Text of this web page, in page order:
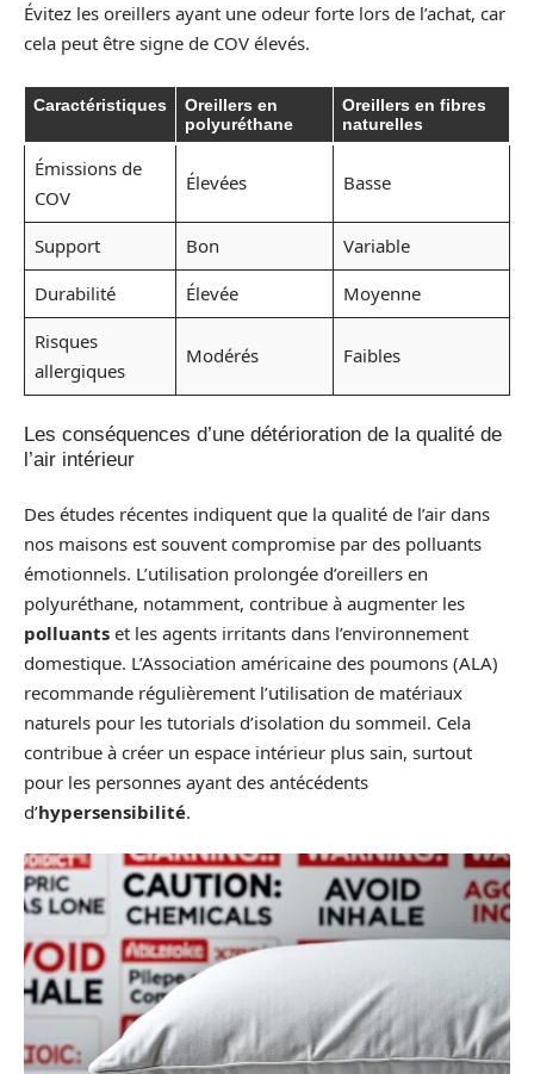
Évitez les oreillers ayant une odeur forte lors de l’achat, car
cela peut être signe de COV élevés.
Caractéristiques
Oreillers en
polyuréthane
Oreillers en fibres
naturelles
Émissions de
COV
Élevées Basse
Support Bon
Variable
Durabilité
Élevée
Moyenne
Risques
allergiques
Modérés Faibles
Les conséquences d’une détérioration de la qualité de
l’air intérieur
Des études récentes indiquent que la qualité de l’air dans
nos maisons est souvent compromise par des polluants
émotionnels. L’utilisation prolongée d’oreillers en
polyuréthane, notamment, contribue à augmenter les
polluants et les agents irritants dans l’environnement
domestique. L’Association américaine des poumons (ALA)
recommande régulièrement l’utilisation de matériaux
naturels pour les tutorials d’isolation du sommeil. Cela
contribue à créer un espace intérieur plus sain, surtout
pour les personnes ayant des antécédents
d’hypersensibilité.